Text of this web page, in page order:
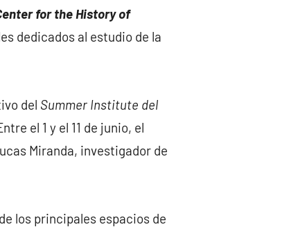
for the History of
dedicados al estudio de la
del Summer Institute del
el 1 y el 11 de junio, el
Miranda, investigador de
los principales espacios de